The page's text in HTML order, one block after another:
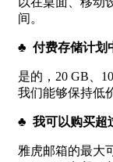
间。
♣ 付费存储计划
是的，20 GB、
我们能够保持低
♣ 我可以购买超
雅虎邮箱的最大